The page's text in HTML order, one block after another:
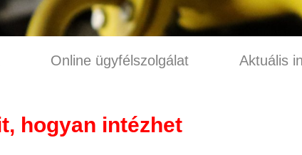
Online ügyfélszolgálat Aktuális
hogyan intézhet